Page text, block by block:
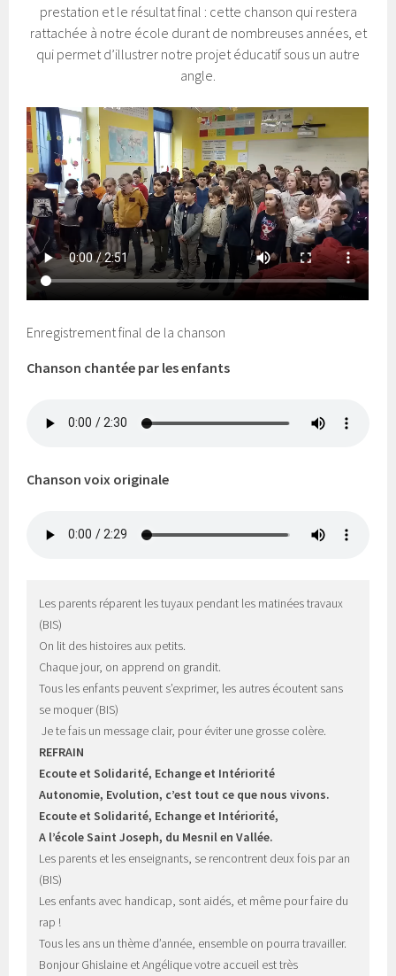
prestation et le résultat final : cette chanson qui restera
rattachée à notre école durant de nombreuses années, et
qui permet d’illustrer notre projet éducatif sous un autre
angle.
Enregistrement final de la chanson
Chanson chantée par les enfants
Chanson voix originale
Les parents réparent les tuyaux pendant les matinées travaux
(BIS)
On lit des histoires aux petits.
Chaque jour, on apprend on grandit.
Tous les enfants peuvent s’exprimer, les autres écoutent sans
se moquer (BIS)
Je te fais un message clair, pour éviter une grosse colère.
REFRAIN
Ecoute et Solidarité, Echange et Intériorité
Autonomie, Evolution, c’est tout ce que nous vivons.
Ecoute et Solidarité, Echange et Intériorité,
A l’école Saint Joseph, du Mesnil en Vallée.
Les parents et les enseignants, se rencontrent deux fois par an
(BIS)
Les enfants avec handicap, sont aidés, et même pour faire du
rap !
Tous les ans un thème d’année, ensemble on pourra travailler.
Bonjour Ghislaine et Angélique votre accueil est très